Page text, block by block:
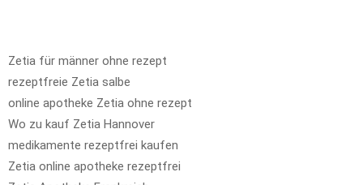
Zetia für männer ohne rezept
rezeptfreie Zetia salbe
online apotheke Zetia ohne rezept
Wo zu kauf Zetia Hannover
medikamente rezeptfrei kaufen
Zetia online apotheke rezeptfrei